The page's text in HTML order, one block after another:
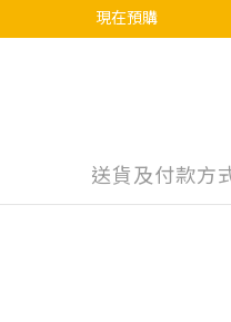
現在預購
送貨及付款方